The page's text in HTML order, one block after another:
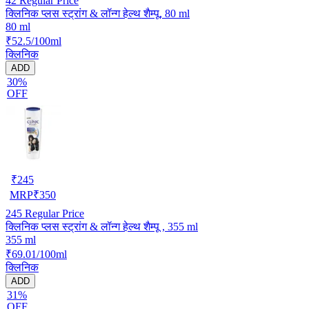
क्लिनिक प्लस स्ट्रांग & लॉन्ग हेल्थ शैम्पू, 80 ml
80 ml
₹52.5/100ml
क्लिनिक
ADD
30%
OFF
₹245
MRP₹350
245 Regular Price
क्लिनिक प्लस स्ट्रांग & लॉन्ग हेल्थ शैम्पू , 355 ml
355 ml
₹69.01/100ml
क्लिनिक
ADD
31%
OFF